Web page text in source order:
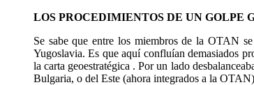
LOS PROCEDIMIENTOS DE UN GOLPE
Se sabe que entre los miembros de la OTAN
Yugoslavia. Es que aquí confluían demasiados
la carta geoestratégica . Por un lado
Bulgaria, o del Este (ahora integrados a la